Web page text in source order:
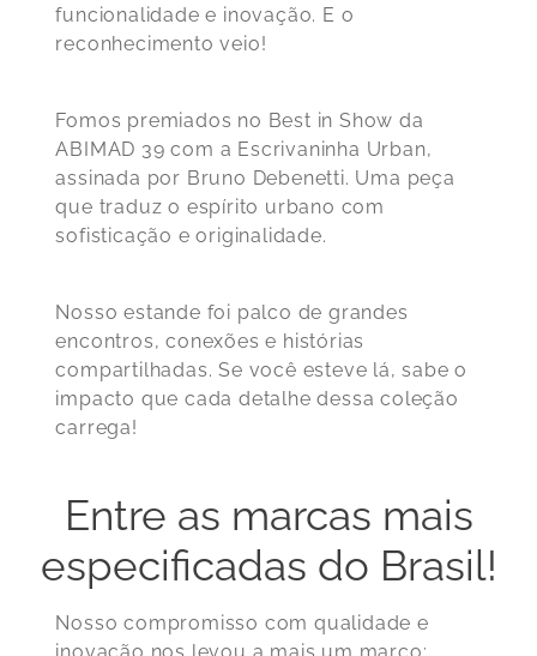
funcionalidade e inovação. E o
reconhecimento veio!
Fomos premiados no Best in Show da
ABIMAD 39 com a Escrivaninha Urban,
assinada por Bruno Debenetti. Uma peça
que traduz o espírito urbano com
sofisticação e originalidade.
Nosso estande foi palco de grandes
encontros, conexões e histórias
compartilhadas. Se você esteve lá, sabe o
impacto que cada detalhe dessa coleção
carrega!
Entre as marcas mais
especificadas do Brasil!
Nosso compromisso com qualidade e